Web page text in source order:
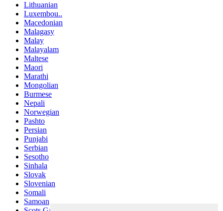
Lithuanian
Luxembou..
Macedonian
Malagasy
Malay
Malayalam
Maltese
Maori
Marathi
Mongolian
Burmese
Nepali
Norwegian
Pashto
Persian
Punjabi
Serbian
Sesotho
Sinhala
Slovak
Slovenian
Somali
Samoan